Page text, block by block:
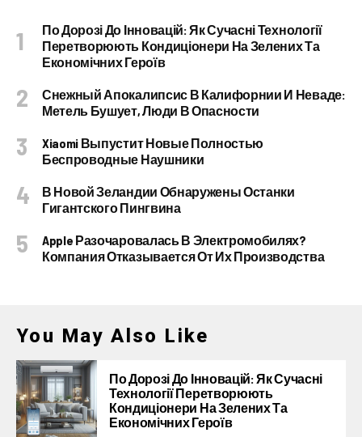
По Дорозі До Інновацій: Як Сучасні Технології
Перетворюють Кондиціонери На Зелених Та
Економічних Героїв
Снежный Апокалипсис В Калифорнии И Неваде:
Метель Бушует, Люди В Опасности
Xiaomi Выпустит Новые Полностью
Беспроводные Наушники
В Новой Зеландии Обнаружены Останки
Гигантского Пингвина
Apple Разочаровалась В Электромобилях?
Компания Отказывается От Их Производства
You May Also Like
По Дорозі До Інновацій: Як Сучасні
Технології Перетворюють
Кондиціонери На Зелених Та
Економічних Героїв